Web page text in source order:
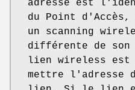
adresse est
du Point
un scanning
différente de son
lien wireless est
mettre l'adresse